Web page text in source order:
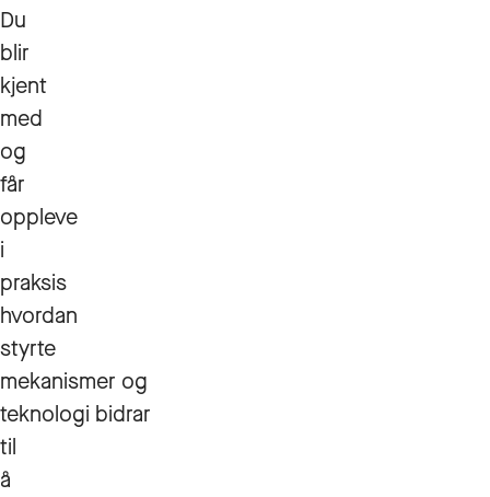
Du
blir
kjent
med
og
får
oppleve
i
praksis
hvordan
styrte
mekanismer og
teknologi bidrar
til
å